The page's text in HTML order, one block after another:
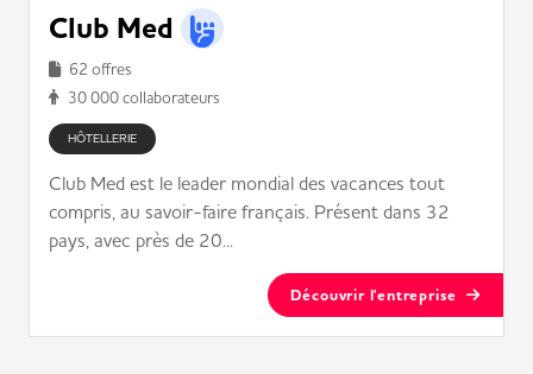
Club Med
62 offres
30 000 collaborateurs
HÔTELLERIE
Club Med est le leader mondial des vacances tout
compris, au savoir-faire français. Présent dans 32
pays, avec près de 20...
Découvrir l'entreprise